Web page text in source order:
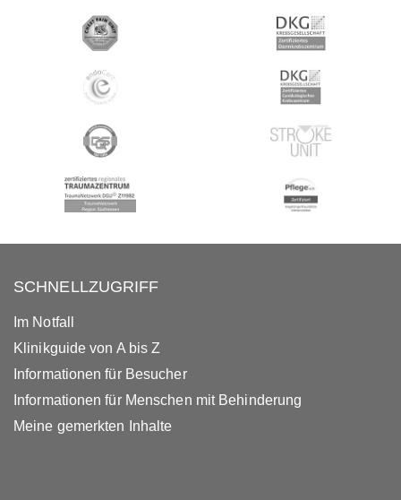
SCHNELLZUGRIFF
Im Notfall
Klinikguide von A bis Z
Informationen für Besucher
Informationen für Menschen mit Behinderung
Meine gemerkten Inhalte